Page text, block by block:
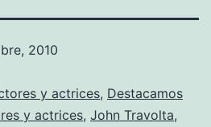
2010
y actrices, Destacamos
y actrices, John Travolta,